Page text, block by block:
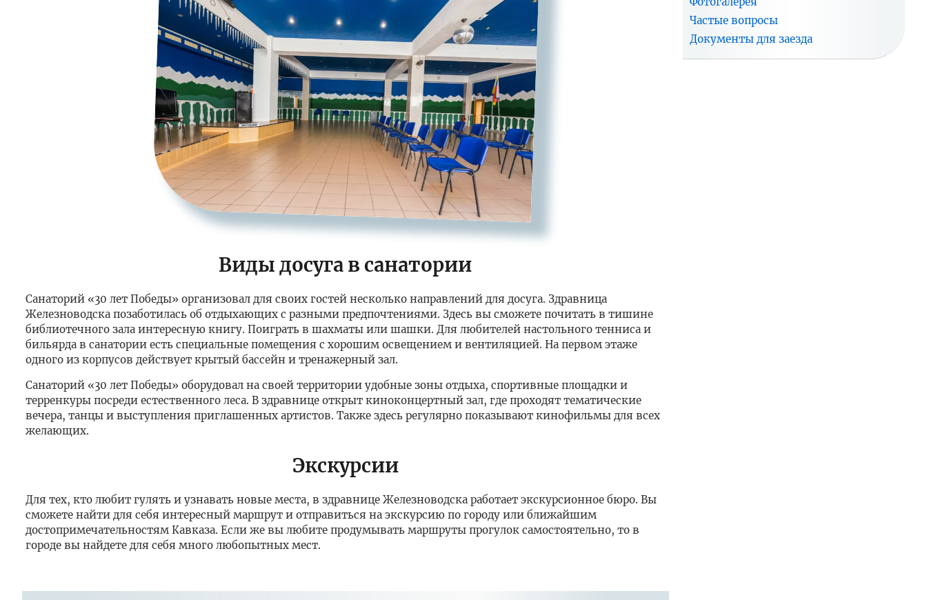
Виды досуга в санатории
Санаторий «30 лет Победы» организовал для своих гостей несколько направлений для досуга. Здравница
Железноводска позаботилась об отдыхающих с разными предпочтениями. Здесь вы сможете почитать в тишине
библиотечного зала интересную книгу. Поиграть в шахматы или шашки. Для любителей настольного тенниса и
бильярда в санатории есть специальные помещения с хорошим освещением и вентиляцией. На первом этаже
одного из корпусов действует крытый бассейн и тренажерный зал.
Санаторий «30 лет Победы» оборудовал на своей территории удобные зоны отдыха, спортивные площадки и
терренкуры посреди естественного леса. В здравнице открыт киноконцертный зал, где проходят тематические
вечера, танцы и выступления приглашенных артистов. Также здесь регулярно показывают кинофильмы для всех
желающих.
Экскурсии
Для тех, кто любит гулять и узнавать новые места, в здравнице Железноводска работает экскурсионное бюро. Вы
сможете найти для себя интересный маршрут и отправиться на экскурсию по городу или ближайшим
достопримечательностям Кавказа. Если же вы любите продумывать маршруты прогулок самостоятельно, то в
городе вы найдете для себя много любопытных мест.
Частые вопросы
Документы для заезда